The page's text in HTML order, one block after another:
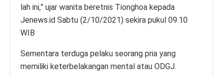
lah ini,” ujar wanita beretnis Tionghoa kepada
Jenews.id Sabtu (2/10/2021) sekira pukul 09.10
WIB
Sementara terduga pelaku seorang pria yang
memiliki keterbelakangan mental atau ODGJ.